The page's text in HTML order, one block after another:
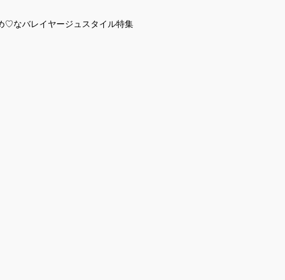
♡なバレイヤージュスタイル特集